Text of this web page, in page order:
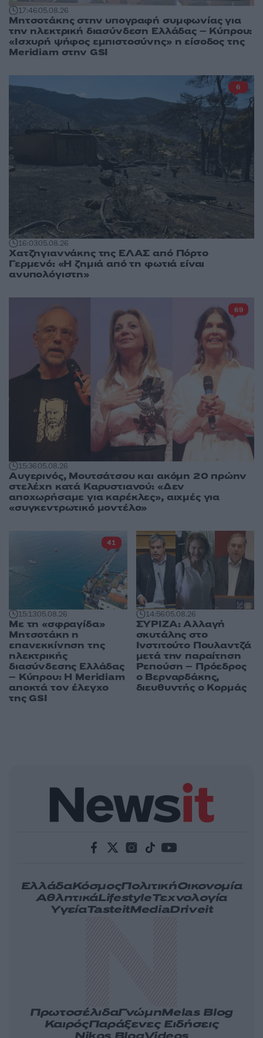
17:4605.08.26
Μητσοτάκης στην υπογραφή συμφωνίας για
την ηλεκτρική διασύνδεση Ελλάδας – Κύπρου:
«Ισχυρή ψήφος εμπιστοσύνης» η είσοδος της
Meridiam στην GSI
16:0305.08.26
Χατζηγιαννάκης της ΕΛΑΣ από Πόρτο
Γερμενό: «Η ζημιά από τη φωτιά είναι
ανυπολόγιστη»
6
15:3605.08.26
Αυγερινός, Μουτσάτσου και ακόμη 20 πρώην
στελέχη κατά Καρυστιανού: «Δεν
αποχωρήσαμε για καρέκλες», αιχμές για
«συγκεντρωτικό μοντέλο»
69
15:1305.08.26
Με τη «σφραγίδα»
Μητσοτάκη η
επανεκκίνηση της
ηλεκτρικής
διασύνδεσης Ελλάδας
– Κύπρου: Η Meridiam
αποκτά τον έλεγχο
της GSI
41
14:5605.08.26
ΣΥΡΙΖΑ: Αλλαγή
σκυτάλης στο
Ινστιτούτο Πουλαντζά
μετά την παραίτηση
Ρεπούση – Πρόεδρος
ο Βερναρδάκης,
διευθυντής ο Κορμάς
ΕλλάδαΚόσμοςΠολιτικήΟικονομία
ΑθλητικάLifestyleΤεχνολογία
ΥγείαTasteitMediaDriveit
ΠρωτοσέλιδαΓνώμηMelas Blog
ΚαιρόςΠαράξενες Ειδήσεις